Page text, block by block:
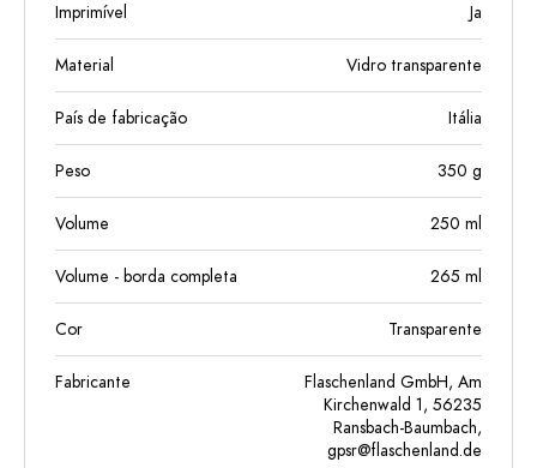
Imprimível Ja
Material Vidro transparente
País de fabricação Itália
Peso 350 g
Volume 250 ml
Volume - borda completa 265 ml
Cor Transparente
Fabricante
Flaschenland GmbH, Am
Kirchenwald 1, 56235
Ransbach-Baumbach,
gpsr@flaschenland.de